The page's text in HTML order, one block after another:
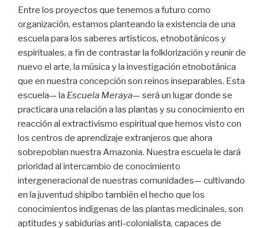
Entre los proyectos que tenemos a futuro como
organización, estamos planteando la existencia de una
escuela para los saberes artísticos, etnobotánicos y
espirituales, a fin de contrastar la folklorización y reunir de
nuevo el arte, la música y la investigación etnobotánica
que en nuestra concepción son reinos inseparables. Esta
escuela— la Escuela Meraya— será un lugar donde se
practicara una relación a las plantas y su conocimiento en
reacción al extractivismo espiritual que hemos visto con
los centros de aprendizaje extranjeros que ahora
sobrepoblan nuestra Amazonia. Nuestra escuela le dará
prioridad al intercambio de conocimiento
intergeneracional de nuestras comunidades— cultivando
en la juventud shipibo también el hecho que los
conocimientos indígenas de las plantas medicinales, son
aptitudes y sabidurías anti-colonialista, capaces de